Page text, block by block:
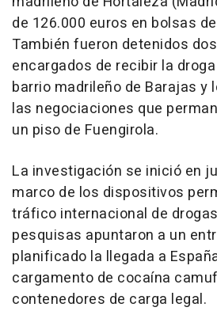
de 126.000 euros en bolsas
También fueron detenidos
encargados de recibir la
barrio madrileño de Barajas y
las negociaciones que
un piso de Fuengirola.
La investigación se inició en
marco de los dispositivos
tráfico internacional de
pesquisas apuntaron a un
planificado la llegada a
cargamento de cocaína
contenedores de carga legal.